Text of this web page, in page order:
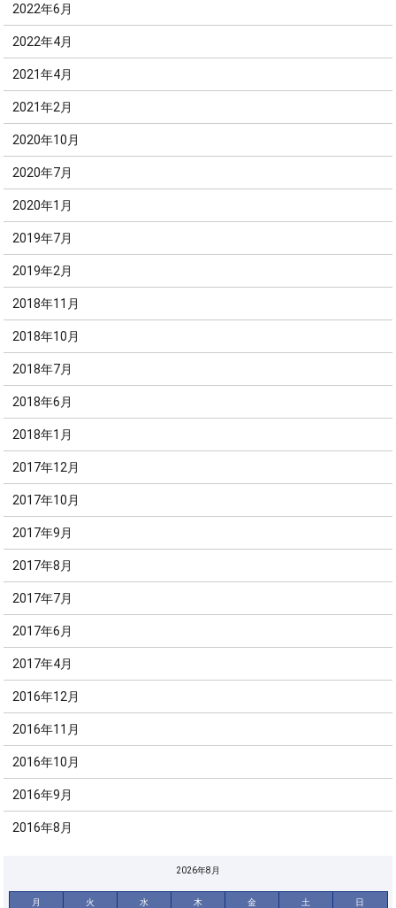
2022年6月
2022年4月
2021年4月
2021年2月
2020年10月
2020年7月
2020年1月
2019年7月
2019年2月
2018年11月
2018年10月
2018年7月
2018年6月
2018年1月
2017年12月
2017年10月
2017年9月
2017年8月
2017年7月
2017年6月
2017年4月
2016年12月
2016年11月
2016年10月
2016年9月
2016年8月
2026年8月
月 火 水 木 金 土 日